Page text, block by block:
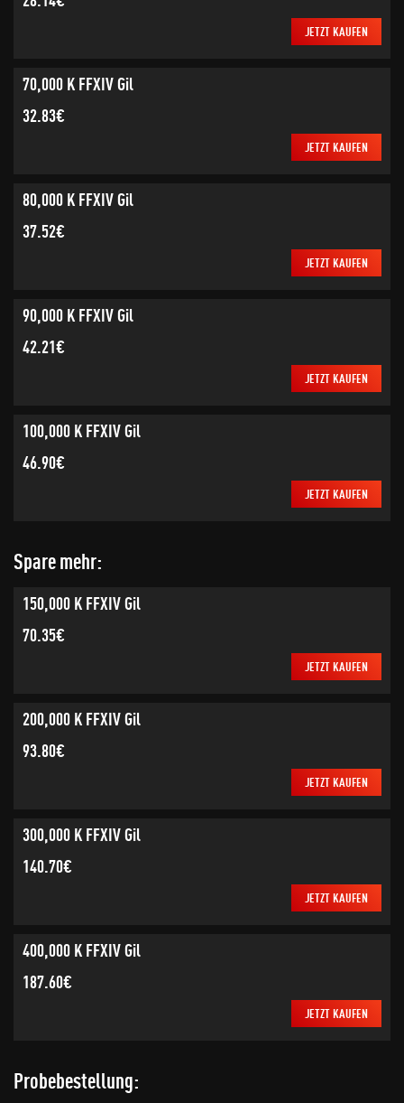
JETZT KAUFEN
70,000 K FFXIV Gil
32.83€
JETZT KAUFEN
80,000 K FFXIV Gil
37.52€
JETZT KAUFEN
90,000 K FFXIV Gil
42.21€
JETZT KAUFEN
100,000 K FFXIV Gil
46.90€
JETZT KAUFEN
Spare mehr:
150,000 K FFXIV Gil
70.35€
JETZT KAUFEN
200,000 K FFXIV Gil
93.80€
JETZT KAUFEN
300,000 K FFXIV Gil
140.70€
JETZT KAUFEN
400,000 K FFXIV Gil
187.60€
JETZT KAUFEN
Probebestellung: